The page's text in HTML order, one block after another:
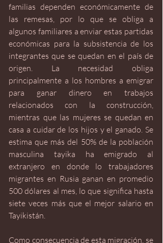
familias dependen económicamente de
las remesas, por lo que se obliga a
algunos familiares a enviar estas partidas
económicas para la subsistencia de los
integrantes que se quedan en el país de
origen. La necesidad obliga
principalmente a los hombres a emigrar
para ganar dinero en trabajos
relacionados con la construcción,
mientras que las mujeres se quedan en
casa a cuidar de los hijos y el ganado. Se
estima que más del 50% de la población
masculina tayika ha emigrado al
extranjero en donde lo trabajadores
migrantes en Rusia ganan en promedio
500 dólares al mes, lo que significa hasta
siete veces más que el mejor salario en
Tayikistán.
Como consecuencia de esta migración, se